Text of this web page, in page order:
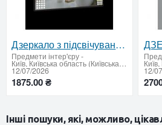
Дзеркало з підсвічуванням 500х800 мм
Предмети інтер'єру-
Київ, Київська область (Київська область - продати купити)
12/07/2026
1875.00 ₴
12/
Інші пошуки, які, можливо,